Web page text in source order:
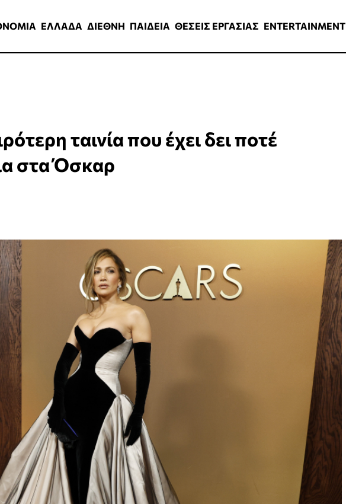
ΕΛΛΑΔΑ ΔΙΕΘΝΗ ΠΑΙΔΕΙΑ ΘΕΣΕΙΣ ΕΡΓΑΣΙΑΣ ENTERTAINMENT
ταινία που έχει δει ποτέ
στα Όσκαρ